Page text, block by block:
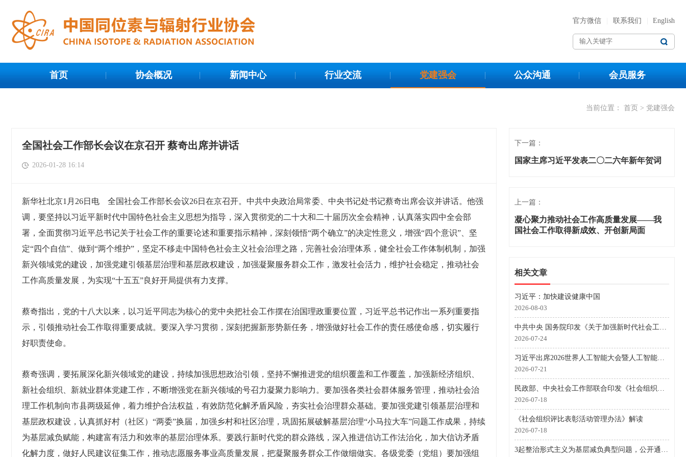
官方微信 联系我们 English
首页 协会概况 新闻中心 行业交流 党建强会 公众沟通 会员服务
当前位置： 首页 > 党建强会
全国社会工作部长会议在京召开 蔡奇出席并讲话
2026-01-28 16:14
新华社北京1月26日电 全国社会工作部长会议26日在京召开。中共中央政治局常委、中央书记处书记蔡奇出席会议并讲话。他强
调，要坚持以习近平新时代中国特色社会主义思想为指导，深入贯彻党的二十大和二十届历次全会精神，认真落实四中全会部
署，全面贯彻习近平总书记关于社会工作的重要论述和重要指示精神，深刻领悟“两个确立”的决定性意义，增强“四个意识”、坚
定“四个自信”、做到“两个维护”，坚定不移走中国特色社会主义社会治理之路，完善社会治理体系，健全社会工作体制机制，加强
新兴领域党的建设，加强党建引领基层治理和基层政权建设，加强凝聚服务群众工作，激发社会活力，维护社会稳定，推动社会
工作高质量发展，为实现“十五五”良好开局提供有力支撑。
蔡奇指出，党的十八大以来，以习近平同志为核心的党中央把社会工作摆在治国理政重要位置，习近平总书记作出一系列重要指
示，引领推动社会工作取得重要成就。要深入学习贯彻，深刻把握新形势新任务，增强做好社会工作的责任感使命感，切实履行
好职责使命。
蔡奇强调，要拓展深化新兴领域党的建设，持续加强思想政治引领，坚持不懈推进党的组织覆盖和工作覆盖，加强新经济组织、
新社会组织、新就业群体党建工作，不断增强党在新兴领域的号召力凝聚力影响力。要加强各类社会群体服务管理，推动社会治
理工作机制向市县两级延伸，着力维护合法权益，有效防范化解矛盾风险，夯实社会治理群众基础。要加强党建引领基层治理和
基层政权建设，认真抓好村（社区）“两委”换届，加强乡村和社区治理，巩固拓展破解基层治理“小马拉大车”问题工作成果，持续
为基层减负赋能，构建富有活力和效率的基层治理体系。要践行新时代党的群众路线，深入推进信访工作法治化，加大信访矛盾
化解力度，做好人民建议征集工作，推动志愿服务事业高质量发展，把凝聚服务群众工作做细做实。各级党委（党组）要加强组
下一篇：
国家主席习近平发表二〇二六年新年贺词
上一篇：
凝心聚力推动社会工作高质量发展——我
国社会工作取得新成效、开创新局面
相关文章
习近平：加快建设健康中国
2026-08-03
中共中央 国务院印发《关于加强新时代社会工作的意见》
2026-07-24
习近平出席2026世界人工智能大会暨人工智能全球治理高级别会议开幕式并发表主旨讲话
2026-07-21
民政部、中央社会工作部联合印发《社会组织评比表彰活动管理办法》
2026-07-18
《社会组织评比表彰活动管理办法》解读
2026-07-18
3起整治形式主义为基层减负典型问题，公开通报！